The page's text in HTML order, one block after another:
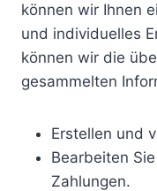
können wir Ihnen
und individuelles
können wir die
gesammelten
Erstellen und
Bearbeiten
Zahlungen.